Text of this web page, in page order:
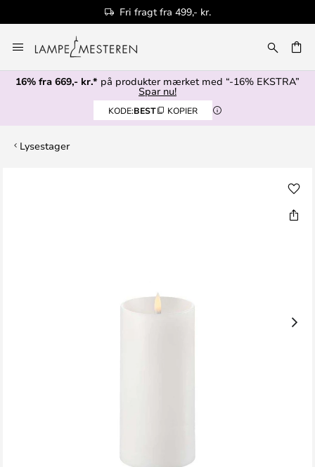
Fri fragt fra 499,- kr.
to
Content
16% fra 669,- kr.* på produkter mærket med “-16% EKSTRA”
Spar nu!
KODE:BEST KOPIER
Lysestager